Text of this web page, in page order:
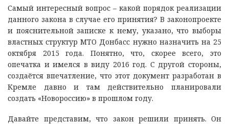
Самый интересный вопрос – какой порядок реализации
данного закона в случае его принятия? В законопроекте
и пояснительной записке к нему, указано, что выборы
властных структур МТО Донбасс нужно назначить на 25
октября 2015 года. Понятно, что, скорее всего, это
опечатка и имелся в виду 2016 год. С другой стороны,
создаётся впечатление, что этот документ разработан в
Кремле давно и там действительно планировали
создать «Новороссию» в прошлом году.
Давайте представим, что закон решили принять. Он